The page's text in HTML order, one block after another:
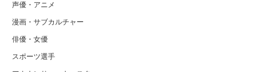
声優・アニメ
漫画・サブカルチャー
俳優・女優
スポーツ選手